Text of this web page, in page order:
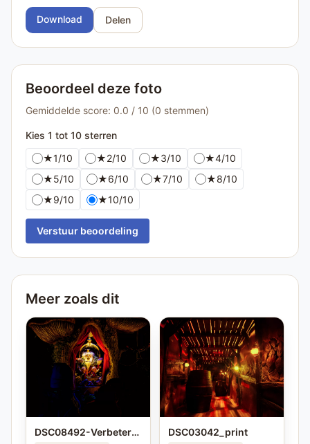
Download Delen
Beoordeel deze foto
Gemiddelde score: 0.0 / 10 (0 stemmen)
Kies 1 tot 10 sterren
★1/10 ★2/10 ★3/10 ★4/10
★5/10 ★6/10 ★7/10 ★8/10
★9/10 ★10/10
Verstuur beoordeling
Meer zoals dit
DSC08492-Verbeterd-NR_print DSC03042_print